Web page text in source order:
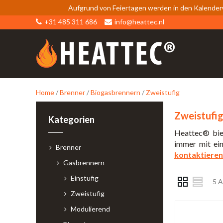
Aufgrund von Feiertagen werden in den
+31 485 311 686
info@heattec.nl
Home/Brenner/Biogasbrennern / Zweistufig
Zweistufig
Heattec®
immer mit
kontaktieren
5
Kategorien
Brenner
Gasbrennern
Einstufig
Zweistufig
Modulierend